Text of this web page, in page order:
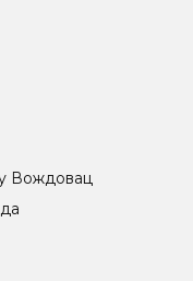
Вождовац